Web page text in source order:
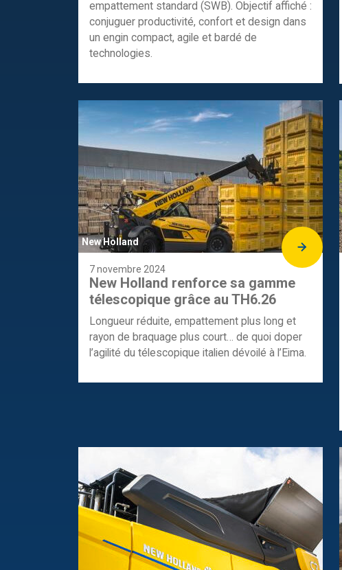
empattement standard (SWB). Objectif affiché :
conjuguer productivité, confort et design dans
un engin compact, agile et bardé de
technologies.
New Holland
7 novembre 2024
New Holland renforce sa gamme
télescopique grâce au TH6.26
Longueur réduite, empattement plus long et
rayon de braquage plus court… de quoi doper
l’agilité du télescopique italien dévoilé à l’Eima.